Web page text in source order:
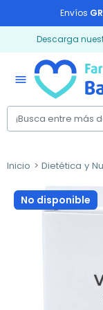
Envíos
Descarga
menu
Inicio Dietética y
No disponible